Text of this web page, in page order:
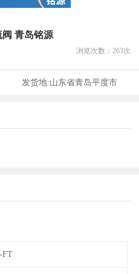
青岛铭源
浏览次数： 263次
发货地:山东省青岛平度市
FT